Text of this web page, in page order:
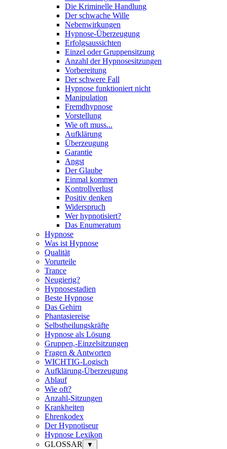
Die Kriminelle Handlung
Der schwache Wille
Nebenwirkungen
Hypnose-Überzeugung
Erfolgsaussichten
Einzel oder Gruppensitzung
Anzahl der Hypnosesitzungen
Vorbereitung
Der schwere Fall
Hypnose funktioniert nicht
Manipulation
Fremdhypnose
Vorstellung
Wie oft muss...
Aufklärung
Überzeugung
Garantie
Angst
Der Glaube
Einmal kommen
Kontrollverlust
Positiv denken
Widerspruch
Wer hypnotisiert?
Das Enumeratum
Hypnose
Was ist Hypnose
Qualität
Vorurteile
Trance
Neugierig?
Hypnosestadien
Beste Hypnose
Das Gehirn
Phantasiereise
Selbstheilungskräfte
Hypnose als Lösung
Gruppen,-Einzelsitzungen
Fragen & Antworten
WICHTIG-Logisch
Aufklärung-Überzeugung
Ablauf
Wie oft?
Anzahl-Sitzungen
Krankheiten
Ehrenkodex
Der Hypnotiseur
Hypnose Lexikon
GLOSSAR
▼